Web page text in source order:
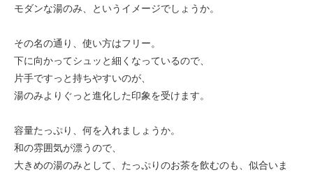
モダンな湯のみ、というイメージでしょうか。
その名の通り、使い方はフリー。
下に向かってシュッと細くなっているので、
片手ですっと持ちやすいのが、
湯のみよりぐっと進化した印象を受けます。
容量たっぷり、何を入れましょうか。
和の雰囲気が漂うので、
大きめの湯のみとして、たっぷりのお茶を飲むのも、似合いま